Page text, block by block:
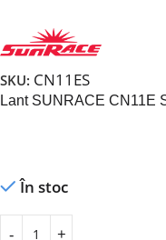
SKU: CN11ES
Lant SUNRACE CN11E
În stoc